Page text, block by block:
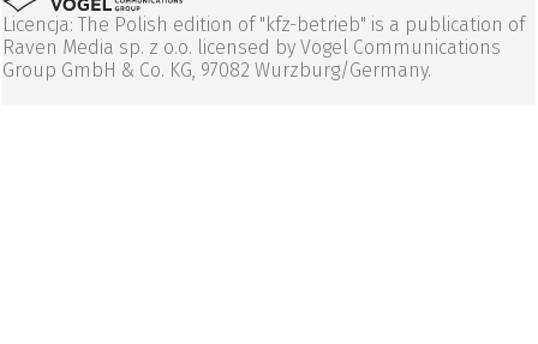
Licencja: The Polish edition of "kfz-betrieb" is a publication of
Raven Media sp. z o.o. licensed by Vogel Communications
Group GmbH & Co. KG, 97082 Wurzburg/Germany.